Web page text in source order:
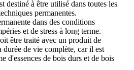
destiné à être utilisé dans toutes les
permanentes.
dans des conditions
et de stress à long terme.
être traité avec un produit de
durée de vie complète, car il est
d'essences de bois durs et de bois